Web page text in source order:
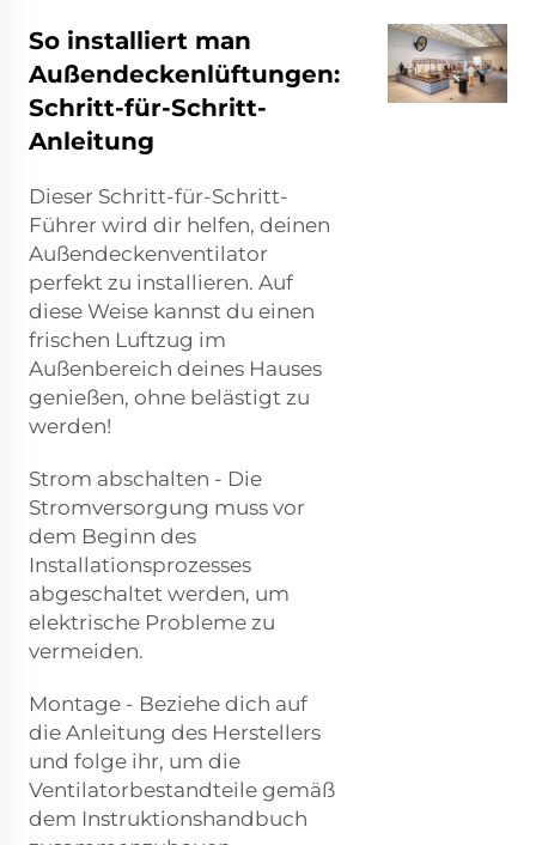
So installiert man
Außendeckenlüftungen:
Schritt-für-Schritt-
Anleitung
Dieser Schritt-für-Schritt-
Führer wird dir helfen, deinen
Außendeckenventilator
perfekt zu installieren. Auf
diese Weise kannst du einen
frischen Luftzug im
Außenbereich deines Hauses
genießen, ohne belästigt zu
werden!
Strom abschalten - Die
Stromversorgung muss vor
dem Beginn des
Installationsprozesses
abgeschaltet werden, um
elektrische Probleme zu
vermeiden.
Montage - Beziehe dich auf
die Anleitung des Herstellers
und folge ihr, um die
Ventilatorbestandteile gemäß
dem Instruktionshandbuch